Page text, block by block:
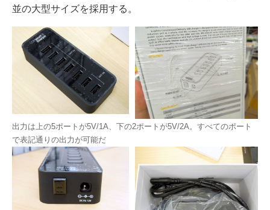
並の大型サイズを採用する。
出力は上の5ポートが5V/1A、下の2ポートが5V/2A。すべてのポート
で表記通りの出力が可能だ